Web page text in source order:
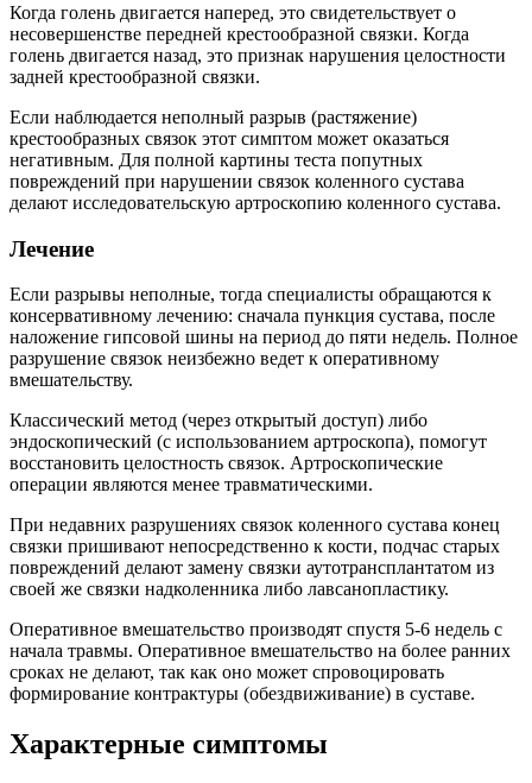
Когда голень двигается наперед, это свидетельствует о
несовершенстве передней крестообразной связки. Когда
голень двигается назад, это признак нарушения целостности
задней крестообразной связки.
Если наблюдается неполный разрыв (растяжение)
крестообразных связок этот симптом может оказаться
негативным. Для полной картины теста попутных
повреждений при нарушении связок коленного сустава
делают исследовательскую артроскопию коленного сустава.
Лечение
Если разрывы неполные, тогда специалисты обращаются к
консервативному лечению: сначала пункция сустава, после
наложение гипсовой шины на период до пяти недель. Полное
разрушение связок неизбежно ведет к оперативному
вмешательству.
Классический метод (через открытый доступ) либо
эндоскопический (с использованием артроскопа), помогут
восстановить целостность связок. Артроскопические
операции являются менее травматическими.
При недавних разрушениях связок коленного сустава конец
связки пришивают непосредственно к кости, подчас старых
повреждений делают замену связки аутотрансплантатом из
своей же связки надколенника либо лавсанопластику.
Оперативное вмешательство производят спустя 5-6 недель с
начала травмы. Оперативное вмешательство на более ранних
сроках не делают, так как оно может спровоцировать
формирование контрактуры (обездвиживание) в суставе.
Характерные симптомы